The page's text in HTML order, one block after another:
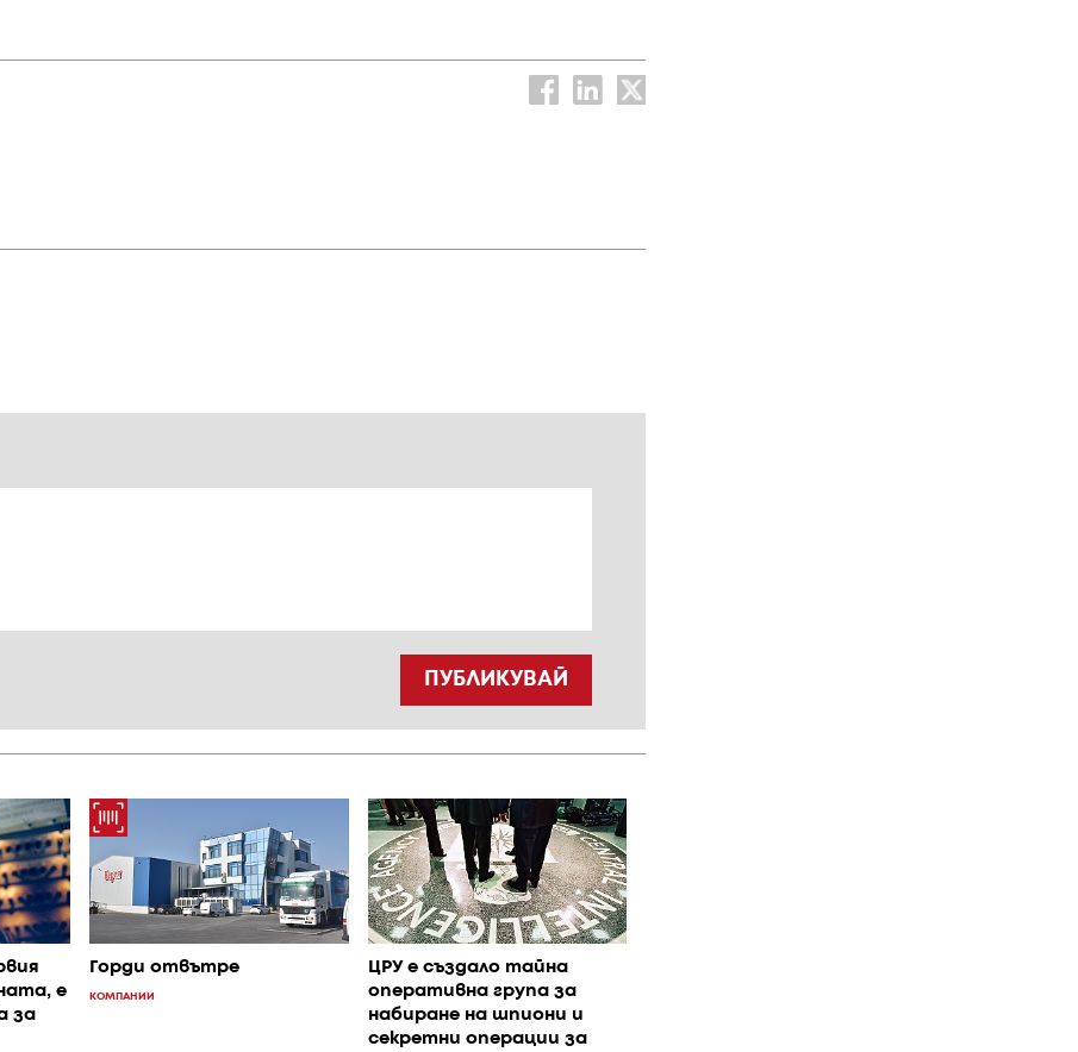
ПУБЛИКУВАЙ
е
за
Горди отвътре
КОМПАНИИ
ЦРУ е създало тайна
оперативна група за
набиране на шпиони и
секретни операции за